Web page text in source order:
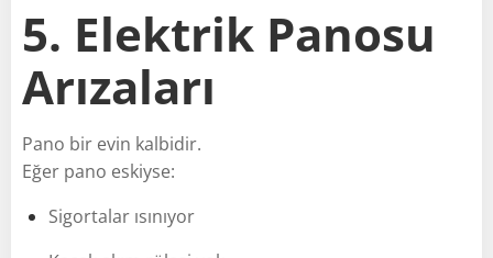
5. Elektrik Panosu
Arızaları
Pano bir evin kalbidir.
Eğer pano eskiyse:
Sigortalar ısınıyor